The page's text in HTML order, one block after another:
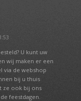
U kunt uw
wij maken er een
via de webshop
bij u thuis
ze ook bij ons
feestdagen.